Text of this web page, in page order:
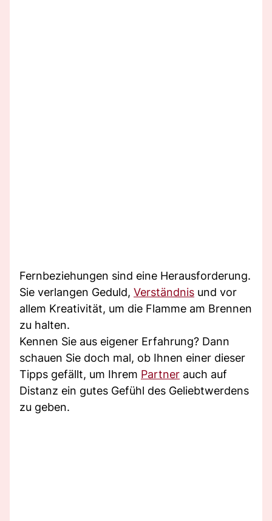
Fernbeziehungen sind eine Herausforderung.
Sie verlangen Geduld, Verständnis und vor
allem Kreativität, um die Flamme am Brennen
zu halten.
Kennen Sie aus eigener Erfahrung? Dann
schauen Sie doch mal, ob Ihnen einer dieser
Tipps gefällt, um Ihrem Partner auch auf
Distanz ein gutes Gefühl des Geliebtwerdens
zu geben.